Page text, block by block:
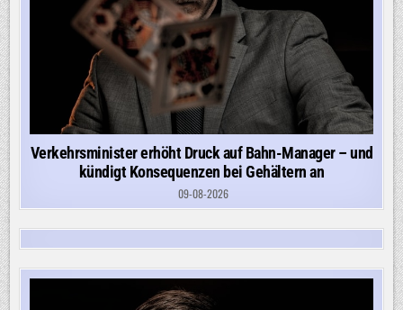
Verkehrsminister erhöht Druck auf Bahn-Manager – und
kündigt Konsequenzen bei Gehältern an
09-08-2026